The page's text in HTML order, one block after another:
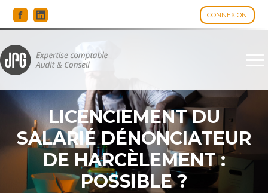
CONNEXION
Aller
au
LICENCIEMENT DU
SALARIÉ DÉNONCIATEUR
DE HARCÈLEMENT :
POSSIBLE ?